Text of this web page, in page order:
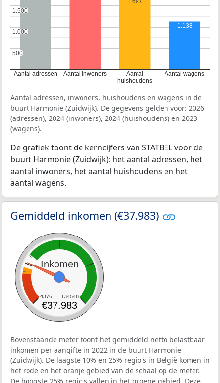
Aantal adressen Aantal inwoners
Aantal
huishoudens
Aantal wagens
500
500
1.000
1.000
1.500
1.500
1.697
1.138
Aantal adressen, inwoners, huishoudens en wagens in de
buurt Harmonie (Zuidwijk). De gegevens gelden voor: 2026
(adressen), 2024 (inwoners), 2024 (huishoudens) en 2023
(wagens).
De grafiek toont de kerncijfers van STATBEL voor de
buurt Harmonie (Zuidwijk): het aantal adressen, het
aantal inwoners, het aantal huishoudens en het
aantal wagens.
Gemiddeld inkomen (€37.983)
Inkomen
4376 134548
€37.983
Bovenstaande meter toont het gemiddeld netto belastbaar
inkomen per aangifte in 2022 in de buurt Harmonie
(Zuidwijk). De laagste 10% en 25% regio's in België komen in
het rode en het oranje gebied van de schaal op de meter.
De hoogste 25% regio's vallen in het groene gebied. Deze